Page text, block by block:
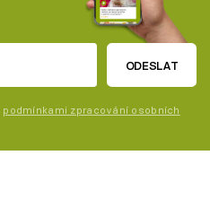
ODESLAT
podmínkami zpracování osobních